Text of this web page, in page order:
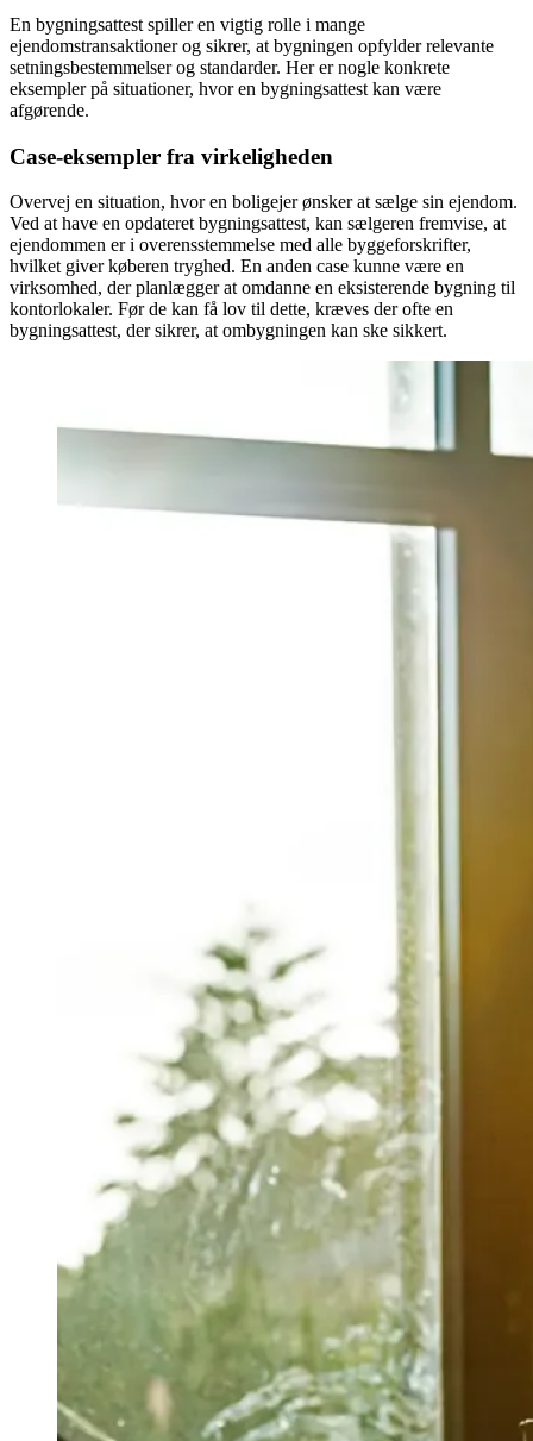
En bygningsattest spiller en vigtig rolle i mange
ejendomstransaktioner og sikrer, at bygningen opfylder relevante
setningsbestemmelser og standarder. Her er nogle konkrete
eksempler på situationer, hvor en bygningsattest kan være
afgørende.
Case-eksempler fra virkeligheden
Overvej en situation, hvor en boligejer ønsker at sælge sin ejendom.
Ved at have en opdateret bygningsattest, kan sælgeren fremvise, at
ejendommen er i overensstemmelse med alle byggeforskrifter,
hvilket giver køberen tryghed. En anden case kunne være en
virksomhed, der planlægger at omdanne en eksisterende bygning til
kontorlokaler. Før de kan få lov til dette, kræves der ofte en
bygningsattest, der sikrer, at ombygningen kan ske sikkert.